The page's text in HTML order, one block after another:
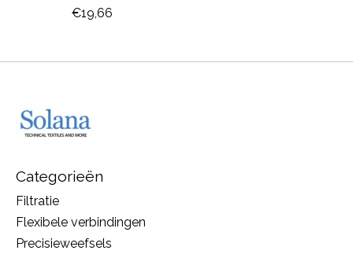
€19,66
Categorieën
Filtratie
Flexibele verbindingen
Precisieweefsels